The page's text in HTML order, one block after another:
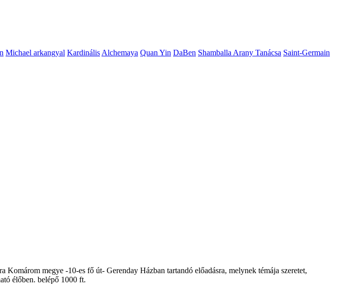
Michael arkangyal KardinálisAlchemaya Quan Yin DaBen Shamballa Arany Tanácsa Saint-Germain
megye -10-es fő út- Gerenday Házban tartandó előadásra, melynek témája szeretet,
élőben. belépő 1000 ft.